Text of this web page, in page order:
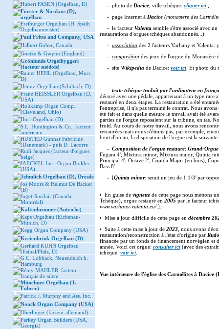
Hubert FASEN (Orgelbau, D)
Förster & Nicolaus (D),
orgelbau
Freiburger Orgelbau (H. Späth
Orgelbaumeister)
Paul Fritts and Company, USA
Halbert Gober, Canada
Goetze & Gwynn (England)
Grönlunds Orgelbyggeri
(facteur suédois)
Rainer HEHL (Orgelbau, Murr,
D)
Heintz-Orgelbau (Schiltach, D)
Franz HEISSLER Orgelbau (D,
USA)
Holtkamp Organ Comp.
(Cleveland, Ohio)
Hörl-Orgelbau (D)
S.L. Huntington & Co., facteur
américain
HUSTED Gunnar Fabricius
(Danemark) - puis D. Lacorre
Rudi Jacques (facteur d'orgues
belge)
JAECKEL Inc., Organ Builder
(USA)
Jehmlich Orgelbau (D), Dresde
Jos Moors & Helmut De Backer
(B)
Juget-Sinclair (Canada,
Montréal)
Kaltenbrunner (Autriche)
Kaps Orgelbau (Eichenau-
Münich, D)
Kegg Organ Company (USA)
Kreienbrink-Orgelbau (D)
Gerhard KUHN Orgelbau
(Esthal/Pfalz, D)
G.C. Lobback, Neuendeich b.
Hamburg
Rémy MAHLER, facteur
français de talent
Münchner Orgelbau (J.
Führer)
Patrick J. Murphy and Ass. Inc.
Noack Organ Company (USA)
Oberlinger (facteur allemand)
Parkey Organ Builders (USA,
Georgia)
- photo de Dacice , ville tchèque: cliquer ici
- page Internet à Dacice (monastère des
- le facteur Valenta semble s'être associé avec
restaurations d'orgues tchèques abandonnés...).
- association des 2 facteurs Varhany et Valenta:
- composition des jeux de l'orgue du Monastère
- site Wikipedia de Dacice: voir ici . Et photo du
- texte tchèque traduit par l'ordinateur en
décoré avec une pédale, appartenant à un type rare
restauré en deux étapes. La restauration a été
l'entreprise, il n'a pas terminé le contrat. Nous
été fait et dans quelle mesure le travail avait été
parties de l'orgue reposaient sur la tribune, en tas.
froid. Au cours de notre travail, nous avons
restaurées mais nous n'étions pas, par exemple,
bout d'un an, la disposition de l'orgue est la
- Composition de l'orgue restauré: Grand-Orgue
Fugara 4', Mixtura minor, Mixtura major, Quinta
Principal 4', Octave 2', Copula Major (en bois),
Bass 8'.
- [Quinta minor: serait un jeu de 1 1/3' par
• En guise de vignette de cette page nous mettons
Tchèque), orgue restauré en 2005 par le facteur
www.varhany-valenta.eu/].
• Mise à jour difficile de cette page en décembre
• Suite à cette mise à jour de 2023 , nous avons
restauration/reconstruction à l'état d'origine par
financée par un fonds de financement norvégien et
année. Voici cet orgue: consulter ici (avec des
tchèque: voir ici
Vue intérieure de l'église des Carmélites à Dacice